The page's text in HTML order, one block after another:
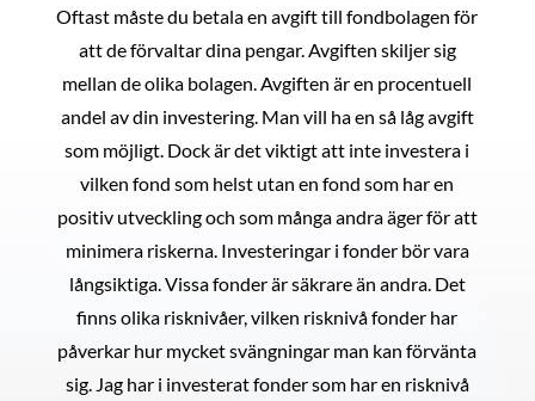
Oftast måste du betala en avgift till fondbolagen för
att de förvaltar dina pengar. Avgiften skiljer sig
mellan de olika bolagen. Avgiften är en procentuell
andel av din investering. Man vill ha en så låg avgift
som möjligt. Dock är det viktigt att inte investera i
vilken fond som helst utan en fond som har en
positiv utveckling och som många andra äger för att
minimera riskerna. Investeringar i fonder bör vara
långsiktiga. Vissa fonder är säkrare än andra. Det
finns olika risknivåer, vilken risknivå fonder har
påverkar hur mycket svängningar man kan förvänta
sig. Jag har i investerat fonder som har en risknivå